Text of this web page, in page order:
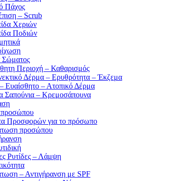
Πάχος
– Scrub
Χεριών
Ποδιών
Σώματος
Περιοχή – Καθαρισμός
Δέρμα – Ερυθρότητα – Έκζεμα
Ευαίσθητο – Ατοπικό Δέρμα
Σαπούνια – Κρεμοσάπουνα
προσώπου
Προσφορών για το πρόσωπο
προσώπου
Ρυτίδες – Λάμψη
– Αντιγήρανση με SPF